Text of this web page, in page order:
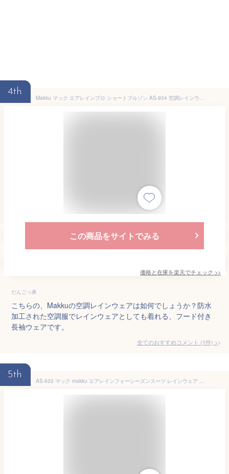
4th
Makku マック エアレインプロ ショートブルゾン AS-934 空調レインウェア 作業服 レインスーツ 雨合羽 雨具
この商品をサイトでみる
価格と在庫を楽天でチェック >>
だんごっ鼻
こちらの、Makkuの空調レインウェアは如何でしょうか？防水
加工された空調服でレインウェアとしても着れる、フード付き
長袖ウェアです。
全てのおすすめコメント (1件) >
5th
AS-933 マック makku エアレインフォーシーズンスーツ レインウェア 雨具 作業着 作業服 空調作業服